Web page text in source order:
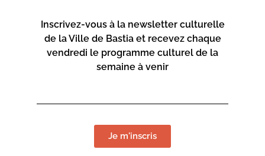
Inscrivez-vous à la newsletter culturelle
de la Ville de Bastia et recevez chaque
vendredi le programme culturel de la
semaine à venir
Je m'inscris